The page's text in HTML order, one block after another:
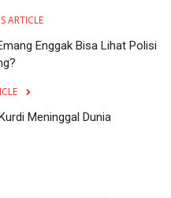
ARTICLE
Enggak Bisa Lihat Polisi
Meninggal Dunia